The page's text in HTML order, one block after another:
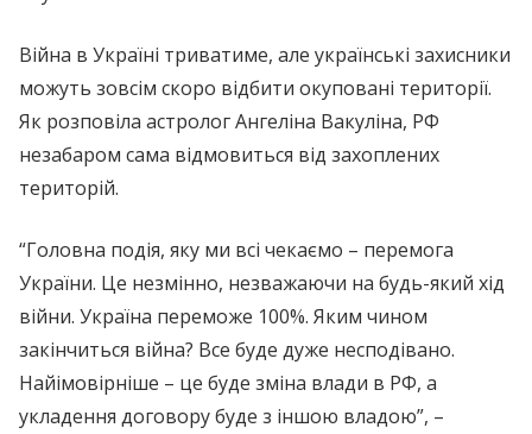
Війна в Україні триватиме, але українські захисники
можуть зовсім скоро відбити окуповані території.
Як розповіла астролог Ангеліна Вакуліна, РФ
незабаром сама відмовиться від захоплених
територій.
“Головна подія, яку ми всі чекаємо – перемога
України. Це незмінно, незважаючи на будь-який хід
війни. Україна переможе 100%. Яким чином
закінчиться війна? Все буде дуже несподівано.
Найімовірніше – це буде зміна влади в РФ, а
укладення договору буде з іншою владою”, –